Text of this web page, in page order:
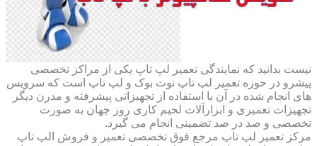
نیست بدانید که نمایندگی تعمیر لپ تاپ یکی از مراکز تخصصی
پیشرو در حوزه تعمیر لپ تاپ نوت بوک و لپ تاپ است که سرویس
های انجام شده در آن با استفاده از تجهیزاتی پیشرفته و مدرن دیگر
تجهیزات تعمیری و ابزارآلات لحیم کاری روز جهان به صورت
تخصصی و صد در صد تضمینی انجام می گیرد.
مرکز تعمیر لپ تاپ مرجع فوق تخصصی تعمیر و فروش الپ تاپ